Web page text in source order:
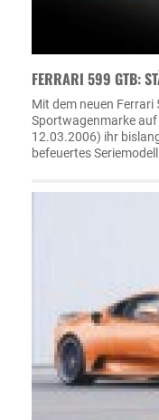
FERRARI 599 GTB:
Mit dem neuen Ferrari
Sportwagenmarke
12.03.2006) ihr
befeuertes